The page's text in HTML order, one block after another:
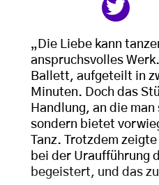
„Die Liebe kann
anspruchsvolles
Ballett, aufgeteilt in
Minuten. Doch das
Handlung, an die
sondern bietet
Tanz. Trotzdem
bei der Uraufführung
begeistert, und das